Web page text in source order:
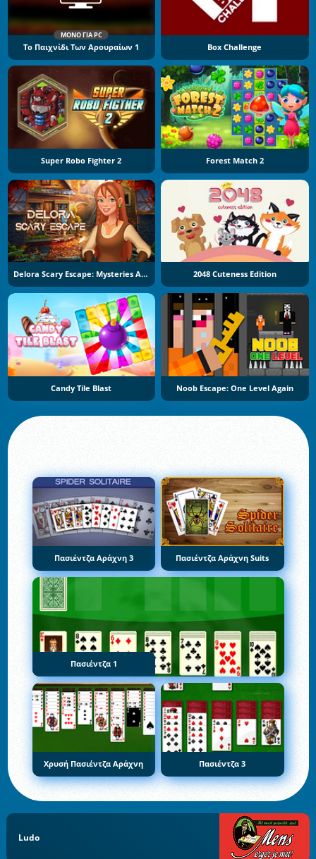
ΜΌΝΟ ΓΙΑ PC
Το Παιχνίδι Των Αρουραίων 1 Box Challenge
Super Robo Fighter 2 Forest Match 2
Delora Scary Escape: Mysteries Adventure 2048 Cuteness Edition
Candy Tile Blast Noob Escape: One Level Again
Πασιέντζα Αράχνη 3 Πασιέντζα Αράχνη Suits
Πασιέντζα 1
Χρυσή Πασιέντζα Αράχνη Πασιέντζα 3
Ludo